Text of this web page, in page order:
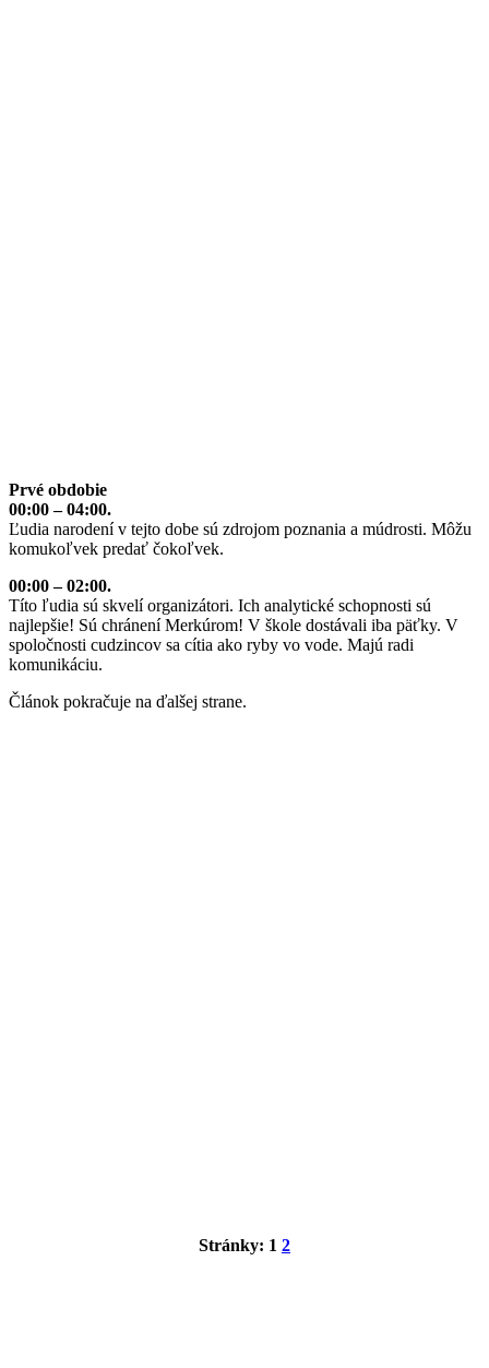
Prvé obdobie
00:00 – 04:00.
Ľudia narodení v tejto dobe sú zdrojom poznania a múdrosti. Môžu
komukoľvek predať čokoľvek.
00:00 – 02:00.
Títo ľudia sú skvelí organizátori. Ich analytické schopnosti sú
najlepšie! Sú chránení Merkúrom! V škole dostávali iba päťky. V
spoločnosti cudzincov sa cítia ako ryby vo vode. Majú radi
komunikáciu.
Článok pokračuje na ďalšej strane.
Stránky: 1 2